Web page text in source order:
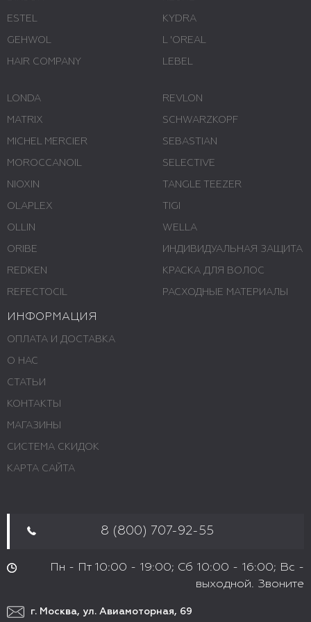
ESTEL
GEHWOL
HAIR COMPANY
KYDRA
L 'ОREAL
LEBEL
LONDA
MATRIX
MICHEL MERCIER
MOROCCANOIL
NIOXIN
OLAPLEX
OLLIN
ORIBE
REDKEN
REFECTOCIL
REVLON
SCHWARZKOPF
SEBASTIAN
SELECTIVE
TANGLE TEEZER
TIGI
WELLA
ИНДИВИДУАЛЬНАЯ ЗАЩИТА
КРАСКА ДЛЯ ВОЛОС
РАСХОДНЫЕ МАТЕРИАЛЫ
ИНФОРМАЦИЯ
ОПЛАТА И ДОСТАВКА
О НАС
СТАТЬИ
КОНТАКТЫ
МАГАЗИНЫ
СИСТЕМА СКИДОК
КАРТА САЙТА
8 (800) 707-92-55
Пн - Пт 10:00 - 19:00; Сб 10:00 - 16:00; Вс -
выходной. Звоните
г. Москва, ул. Авиамоторная, 69